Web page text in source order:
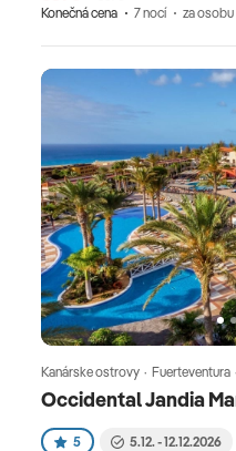
Konečná cena
7 nocí za osobu
Occidental Jandia
Kanárske ostrovy · Fuerteventura
5 5.12. - 12.12.2026